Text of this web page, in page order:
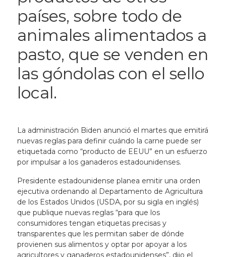
países, sobre todo de
animales alimentados a
pasto, que se venden en
las góndolas con el sello
local.
La administración Biden anunció el martes que emitirá
nuevas reglas para definir cuándo la carne puede ser
etiquetada como “producto de EEUU” en un esfuerzo
por impulsar a los ganaderos estadounidenses.
Presidente estadounidense planea emitir una orden
ejecutiva ordenando al Departamento de Agricultura
de los Estados Unidos (USDA, por su sigla en inglés)
que publique nuevas reglas “para que los
consumidores tengan etiquetas precisas y
transparentes que les permitan saber de dónde
provienen sus alimentos y optar por apoyar a los
agricultores y ganaderos estadounidenses”, dijo el